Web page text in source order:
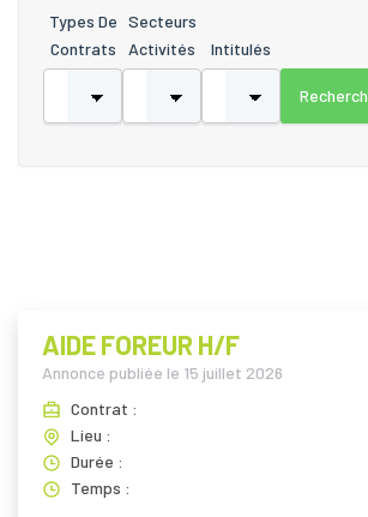
Types De
Contrats
Secteurs
Activités
Intitulés
AIDE FOREUR H/F
Annonce publiée le 15 juillet 2026
Contrat :
Lieu :
Durée :
Temps :